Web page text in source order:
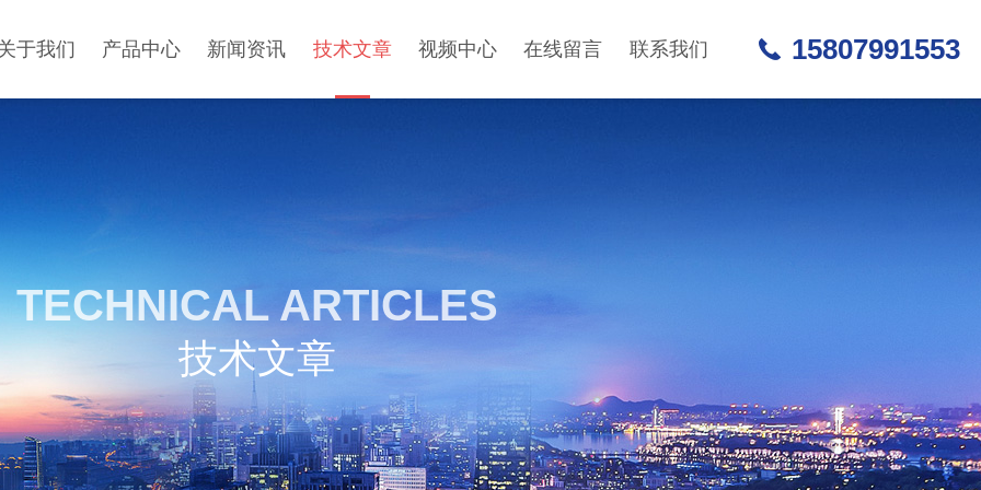
于我们 产品中心 新闻资讯 技术文章 视频中心 在线留言 联系我们 15807991553
TECHNICAL ARTICLES
技术文章